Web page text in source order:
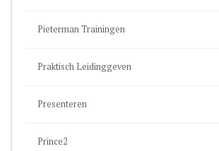
Pieterman Trainingen
Praktisch Leidinggeven
Presenteren
Prince2